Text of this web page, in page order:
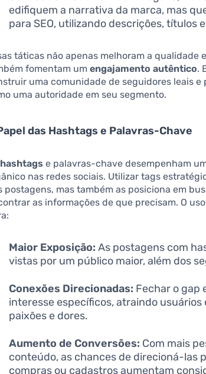
edifiquem a narrativa da marca, mas
para SEO, utilizando descrições, títulos
táticas não apenas melhoram a qualidade
fomentam umengajamento autêntico.
uma comunidade de seguidores leais
uma autoridade em seu segmento.
das Hashtags e Palavras-Chave
hashtags e palavras-chave desempenham
nas redes sociais. Utilizar tags
postagens, mas também as posiciona em
as informações de que precisam. O
Maior Exposição: As postagens com
vistas por um público maior, além dos
Conexões Direcionadas: Fechar o gap
interesse específicos, atraindo
paixões e dores.
Aumento de Conversões: Com mais
conteúdo, as chances de direcioná-las
compras ou cadastros aumentam